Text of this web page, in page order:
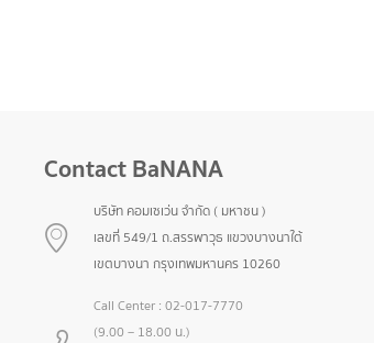
Contact BaNANA
บริษัท คอมเซเว่น จำกัด ( มหาชน )
เลขที่ 549/1 ถ.สรรพาวุธ แขวงบางนาใต้
เขตบางนา กรุงเทพมหานคร 10260
Call Center : 02-017-7770
(9.00 – 18.00 น.)